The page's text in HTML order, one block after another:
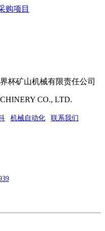
购项目
杯矿山机械有限责任公司
CO., LTD.
机械自动化 联系我们